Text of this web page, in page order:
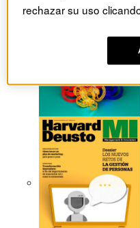
rechazar su uso